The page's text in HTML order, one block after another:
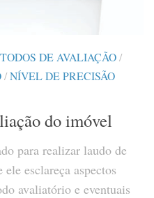
DE AVALIAÇÃO/
/NÍVEL DE PRECISÃO
do imóvel
para realizar laudo de
esclareça aspectos
avaliatório e eventuais